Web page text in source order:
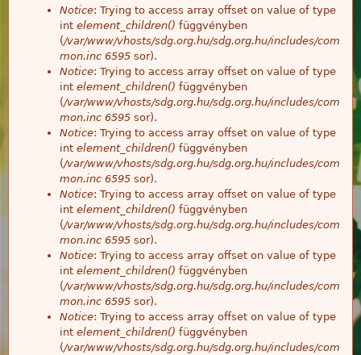
Notice: Trying to access array offset on value of type
int element_children() függvényben
(/var/www/vhosts/sdg.org.hu/sdg.org.hu/includes/com
mon.inc 6595 sor).
Notice: Trying to access array offset on value of type
int element_children() függvényben
(/var/www/vhosts/sdg.org.hu/sdg.org.hu/includes/com
mon.inc 6595 sor).
Notice: Trying to access array offset on value of type
int element_children() függvényben
(/var/www/vhosts/sdg.org.hu/sdg.org.hu/includes/com
mon.inc 6595 sor).
Notice: Trying to access array offset on value of type
int element_children() függvényben
(/var/www/vhosts/sdg.org.hu/sdg.org.hu/includes/com
mon.inc 6595 sor).
Notice: Trying to access array offset on value of type
int element_children() függvényben
(/var/www/vhosts/sdg.org.hu/sdg.org.hu/includes/com
mon.inc 6595 sor).
Notice: Trying to access array offset on value of type
int element_children() függvényben
(/var/www/vhosts/sdg.org.hu/sdg.org.hu/includes/com